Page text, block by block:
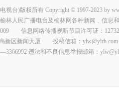
台)版权所有 Copyright © 1997-2023 by
林人民广播电台及榆林网各种新闻﹑信
信息网络传播视听节目许可证：
新区新闻大厦 投稿信箱：ylw@ylrb.com
违法和不良信息举报邮箱：